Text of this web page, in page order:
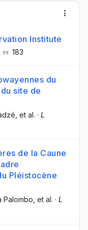
Institute
183
du
site de
, et al. · L
de la Caune
Pléistocène
Palombo , et al. · L